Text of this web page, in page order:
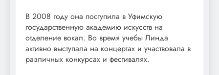
В 2008 году она поступила в Уфимскую
государственную академию искусств на
отделение вокал. Во время учебы Линда
активно выступала на концертах и участвовала в
различных конкурсах и фестивалях.